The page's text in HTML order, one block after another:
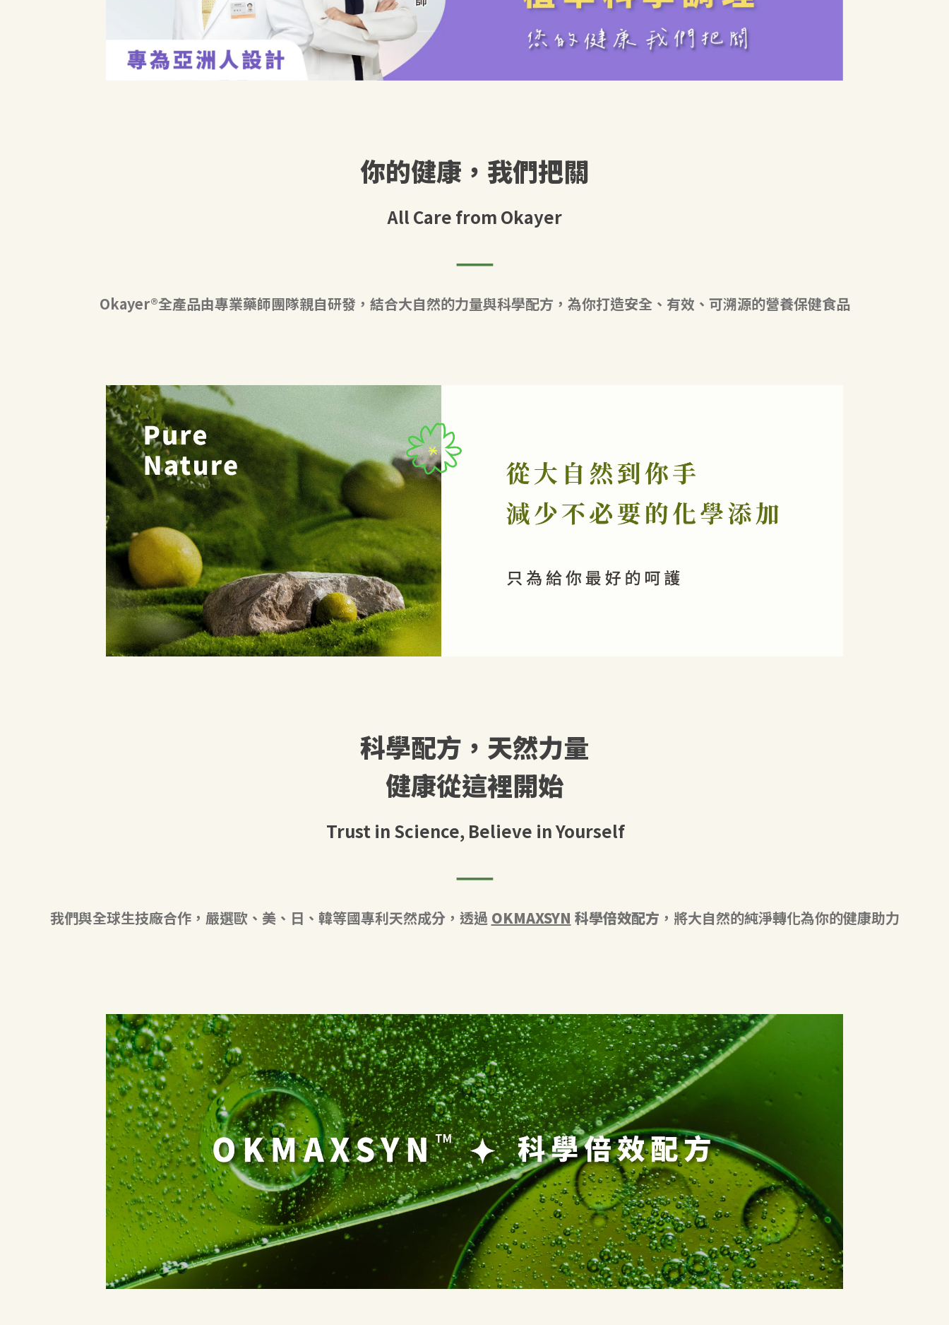
你的健康，我們把關
All Care from Okayer
——
Okayer®全產品由專業藥師團隊親自研發，結合大自然的力量與科學配方，為你打造安全、有效、可溯源的營養保健食品
科學配方，天然力量
健康從這裡開始
Trust in Science, Believe in Yourself
——
我們與全球生技廠合作，嚴選歐、美、日、韓等國專利天然成分，透過 OKMAXSYN 科學倍效配方 ，將大自然的純淨轉化為你的健康助力